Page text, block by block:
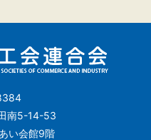
南5-14-53
い会館9階